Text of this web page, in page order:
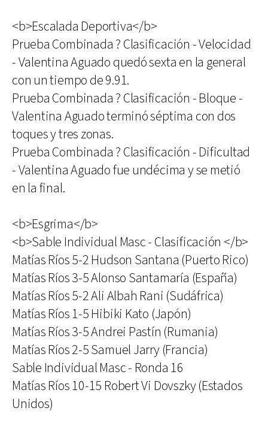
<b>Escalada Deportiva</b>
Prueba Combinada ? Clasificación - Velocidad
- Valentina Aguado quedó sexta en la general
con un tiempo de 9.91.
Prueba Combinada ? Clasificación - Bloque -
Valentina Aguado terminó séptima con dos
toques y tres zonas.
Prueba Combinada ? Clasificación - Dificultad
- Valentina Aguado fue undécima y se metió
en la final.
<b>Esgrima</b>
<b>Sable Individual Masc - Clasificación </b>
Matías Ríos 5-2 Hudson Santana (Puerto Rico)
Matías Ríos 3-5 Alonso Santamaría (España)
Matías Ríos 5-2 Ali Albah Rani (Sudáfrica)
Matías Ríos 1-5 Hibiki Kato (Japón)
Matías Ríos 3-5 Andrei Pastín (Rumania)
Matías Ríos 2-5 Samuel Jarry (Francia)
Sable Individual Masc - Ronda 16
Matías Ríos 10-15 Robert Vi Dovszky (Estados
Unidos)